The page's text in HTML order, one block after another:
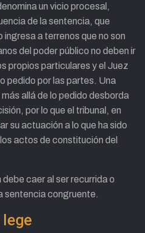
un vicio procesal,
de la sentencia, que
a terrenos que no son
del poder público no deben ir
propios particulares y el Juez
pedido por las partes. Una
allá de lo pedido desborda
por lo que el tribunal, en
su actuación a lo que ha sido
actos de constitución del
caer al ser recurrida o
sentencia congruente.
lege